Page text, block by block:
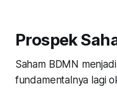
Prospek
Saham BDMN
fundamentalnya lagi